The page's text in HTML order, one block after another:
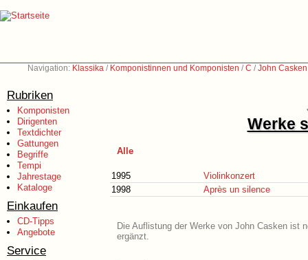
Navigation: Klassika / Komponistinnen und Komponisten /C /John
Rubriken
Komponisten
Dirigenten
Textdichter
Gattungen
Begriffe
Tempi
Jahrestage
Kataloge
Einkaufen
CD-Tipps
Angebote
Service
Werke
Alle
1995
Violinkonzert
1998
Après un silence
Die Auflistung der Werke von John Casken ist
ergänzt.